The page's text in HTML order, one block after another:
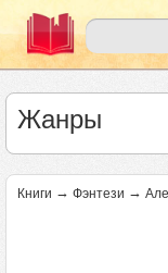
Жанры
Книги → Фэнтези →